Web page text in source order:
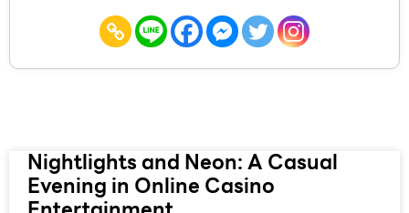
Nightlights and Neon: A Casual
Evening in Online Casino